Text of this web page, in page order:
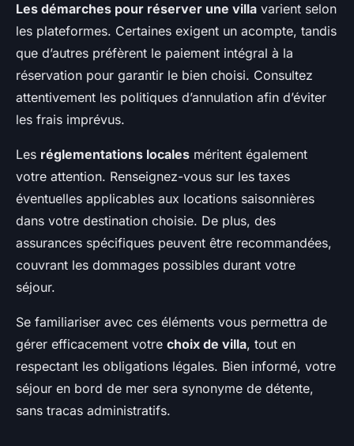
Les démarches pour réserver une villa varient selon
les plateformes. Certaines exigent un acompte, tandis
que d’autres préfèrent le paiement intégral à la
réservation pour garantir le bien choisi. Consultez
attentivement les politiques d’annulation afin d’éviter
les frais imprévus.
Les réglementations locales méritent également
votre attention. Renseignez-vous sur les taxes
éventuelles applicables aux locations saisonnières
dans votre destination choisie. De plus, des
assurances spécifiques peuvent être recommandées,
couvrant les dommages possibles durant votre
séjour.
Se familiariser avec ces éléments vous permettra de
gérer efficacement votre choix de villa, tout en
respectant les obligations légales. Bien informé, votre
séjour en bord de mer sera synonyme de détente,
sans tracas administratifs.